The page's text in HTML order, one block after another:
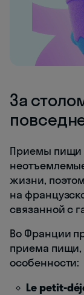
За
Приемы
жизни,
на
связанной с
Во Франции
приема пищи,
особенности:
Le petit-